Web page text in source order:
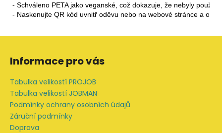
- Schváleno PETA jako veganské, což dokazuje, že nebyly použity
- Naskenujte QR kód uvnitř oděvu nebo na webové stránce a
Z
Informace pro vás
Tabulka velikostí PROJOB
Tabulka velikostí JOBMAN
Podmínky ochrany osobních údajů
Záruční podmínky
Doprava